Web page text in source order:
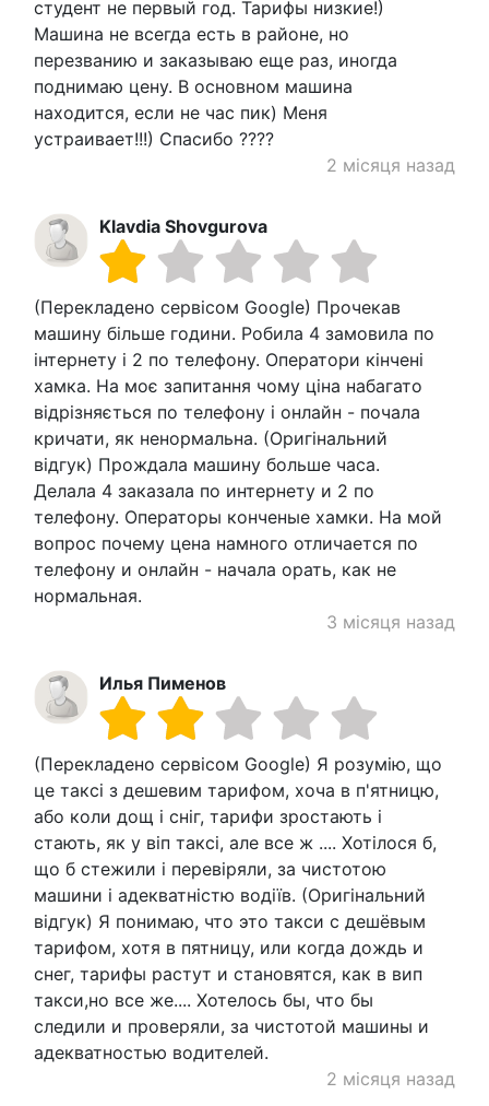
студент не первый год. Тарифы низкие!)
Машина не всегда есть в районе, но
перезванию и заказываю еще раз, иногда
поднимаю цену. В основном машина
находится, если не час пик) Меня
устраивает!!!) Спасибо ????
2 місяця назад
Klavdia Shovgurova
(Перекладено сервісом Google) Прочекав
машину більше години. Робила 4 замовила по
інтернету і 2 по телефону. Оператори кінчені
хамка. На моє запитання чому ціна набагато
відрізняється по телефону і онлайн - почала
кричати, як ненормальна. (Оригінальний
відгук) Прождала машину больше часа.
Делала 4 заказала по интернету и 2 по
телефону. Операторы конченые хамки. На мой
вопрос почему цена намного отличается по
телефону и онлайн - начала орать, как не
нормальная.
3 місяця назад
Илья Пименов
(Перекладено сервісом Google) Я розумію, що
це таксі з дешевим тарифом, хоча в п'ятницю,
або коли дощ і сніг, тарифи зростають і
стають, як у віп таксі, але все ж .... Хотілося б,
що б стежили і перевіряли, за чистотою
машини і адекватністю водіїв. (Оригінальний
відгук) Я понимаю, что это такси с дешёвым
тарифом, хотя в пятницу, или когда дождь и
снег, тарифы растут и становятся, как в вип
такси,но все же.... Хотелось бы, что бы
следили и проверяли, за чистотой машины и
адекватностью водителей.
2 місяця назад